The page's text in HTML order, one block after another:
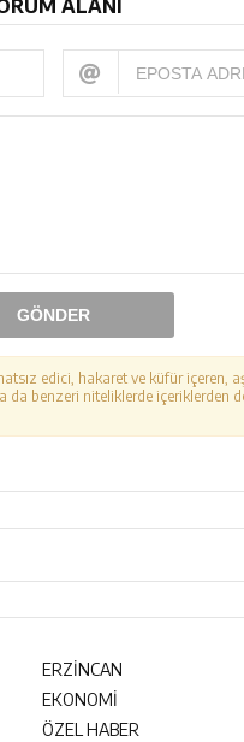
ALANI
GÖNDER
edici, hakaret ve küfür içeren,
da benzeri niteliklerde içeriklerden
ERZİNCAN
EKONOMİ
ÖZEL HABER